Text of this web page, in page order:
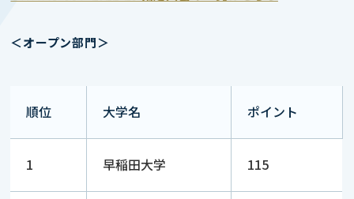
＜オープン部門＞
順位 大学名 ポイント
1 早稲田大学 115